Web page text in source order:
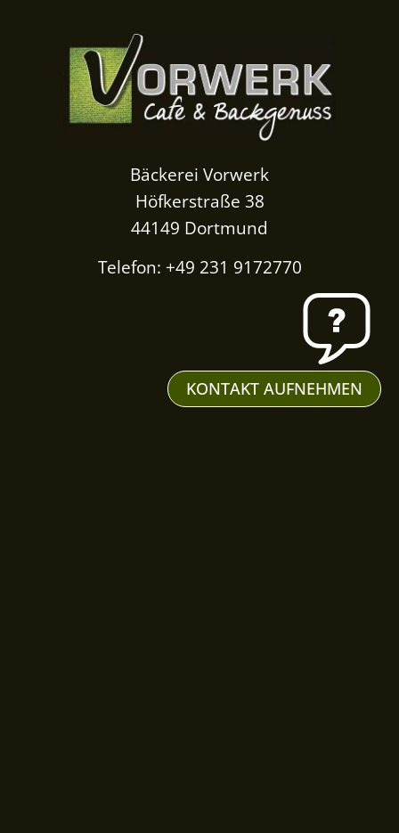
Bäckerei Vorwerk
Höfkerstraße 38
44149 Dortmund
Telefon: +49 231 9172770
KONTAKT AUFNEHMEN